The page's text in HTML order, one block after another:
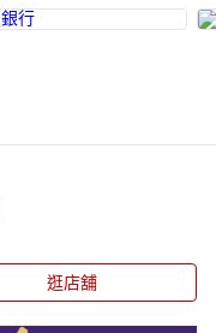
逛店舖